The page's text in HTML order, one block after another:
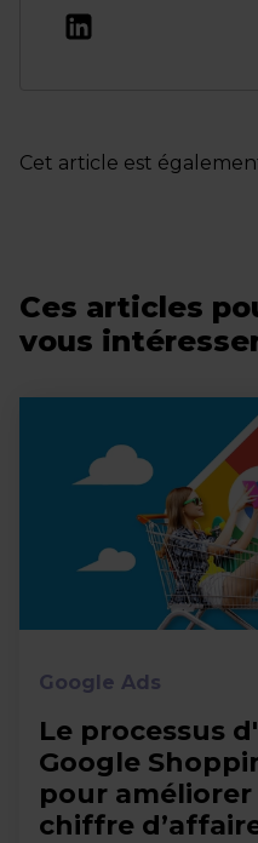
Cet article est
Ces articles
vous
Google Ads
Le processus
Google
pour améliorer
chiffre